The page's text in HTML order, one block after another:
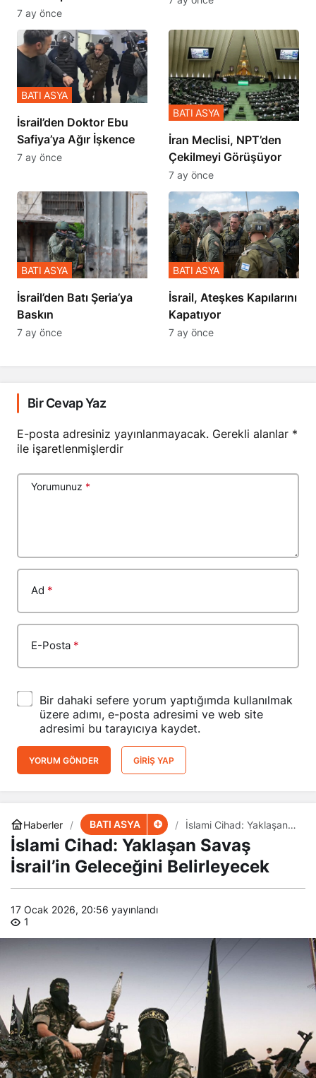
Zulmü Anlattı
7 ay önce
İsrail’den Doktor Ebu
Safiya’ya Ağır İşkence
BATI ASYA
7 ay önce
İran Meclisi, NPT’den
Çekilmeyi Görüşüyor
BATI ASYA
7 ay önce
​​​​​​​İsrail’den Batı Şeria’ya
Baskın
BATI ASYA
7 ay önce
İsrail, Ateşkes Kapılarını
Kapatıyor
BATI ASYA
7 ay önce
Bir Cevap Yaz
E-posta adresiniz yayınlanmayacak. Gerekli alanlar *
ile işaretlenmişlerdir
Yorumunuz *
Ad *
E-Posta *
Bir dahaki sefere yorum yaptığımda kullanılmak
üzere adımı, e-posta adresimi ve web site
adresimi bu tarayıcıya kaydet.
YORUM GÖNDER GIRIŞ YAP
Haberler BATI ASYA
İslami Cihad: Yaklaşan
Savaş İsrail’in Geleceğini
Belirleyecek
İslami Cihad: Yaklaşan Savaş
İsrail’in Geleceğini Belirleyecek
17 Ocak 2026, 20:56 yayınlandı
1